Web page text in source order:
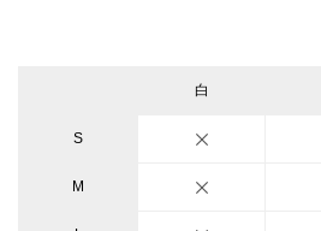
白
S
M